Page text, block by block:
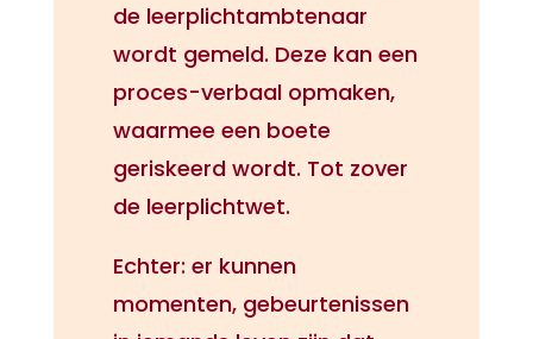
de leerplichtambtenaar
wordt gemeld. Deze kan een
proces-verbaal opmaken,
waarmee een boete
geriskeerd wordt. Tot zover
de leerplichtwet.
Echter: er kunnen
momenten, gebeurtenissen